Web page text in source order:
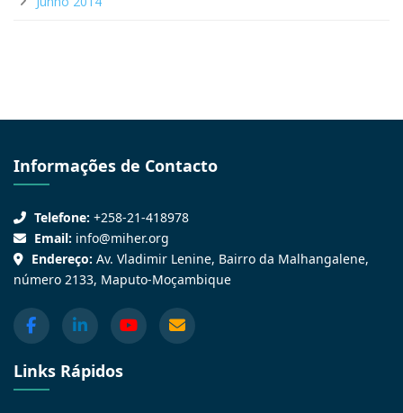
Informações de Contacto
Telefone: +258-21-418978
Email: info@miher.org
Endereço: Av. Vladimir Lenine, Bairro da Malhangalene,
número 2133, Maputo-Moçambique
Links Rápidos